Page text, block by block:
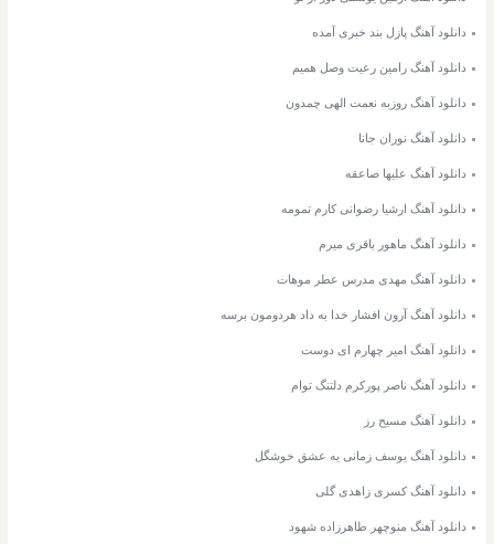
دانلود آهنگ پازل بند خبری آمده
دانلود آهنگ رامین رعیت وصل همیم
دانلود آهنگ روزبه نعمت الهی چمدون
دانلود آهنگ نوران جانا
دانلود آهنگ علیها صاعقه
دانلود آهنگ ارشیا رضوانی کارم تمومه
دانلود آهنگ ماهور باقری میرم
دانلود آهنگ مهدی مدرس عطر موهات
دانلود آهنگ آرون افشار خدا به داد هردومون برسه
دانلود آهنگ امیر چهارم ای دوست
دانلود آهنگ ناصر پورکرم دلتنگ توام
دانلود آهنگ مسیح رز
دانلود آهنگ یوسف زمانی یه عشق خوشگل
دانلود آهنگ کسری زاهدی گلی
دانلود آهنگ منوچهر طاهرزاده شهود